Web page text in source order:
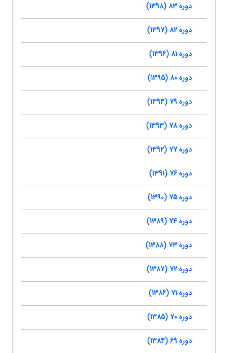
دوره 83 (1398)
دوره 82 (1397)
دوره 81 (1396)
دوره 80 (1395)
دوره 79 (1394)
دوره 78 (1393)
دوره 77 (1392)
دوره 76 (1391)
دوره 75 (1390)
دوره 74 (1389)
دوره 73 (1388)
دوره 72 (1387)
دوره 71 (1386)
دوره 70 (1385)
دوره 69 (1384)